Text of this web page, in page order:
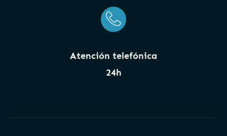
Atención telefónica
24h